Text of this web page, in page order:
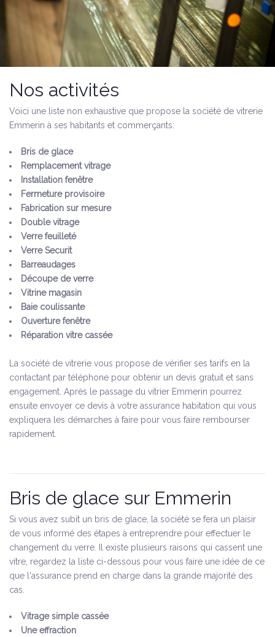
Nos activités
Voici une liste non exhaustive que propose la société de vitrerie
Emmerin à ses habitants et commerçants:
Bris de glace
Remplacement vitrage
Installation fenêtre
Fermeture provisoire
Fabrication sur mesure
Double vitrage
Verre feuilleté
Verre Securit
Barreaudages
Découpe de verre
Vitrine magasin
Baie coulissante
Ouverture fenêtre
Réparation vitre cassée
La société de vitrerie vous propose de vérifier ses tarifs en la
contactant par téléphone pour obtenir un devis gratuit et sans
engagement. Après le passage du vitrier Emmerin pourrez
ensuite envoyer ce devis à votre assurance habitation qui vous
expliquera les démarches à faire pour vous faire rembourser
rapidement.
Bris de glace sur Emmerin
Si vous avez subit un bris de glace, la société se fera un plaisir
de vous informé des étapes à entreprendre pour effectuer le
changement du verre. Il existe plusieurs raisons qui cassent une
vitre, regardez la liste ci-dessous pour vous faire une idée de ce
que l'assurance prend en charge dans la grande majorité des
cas.
Vitrage simple cassée
Une effraction